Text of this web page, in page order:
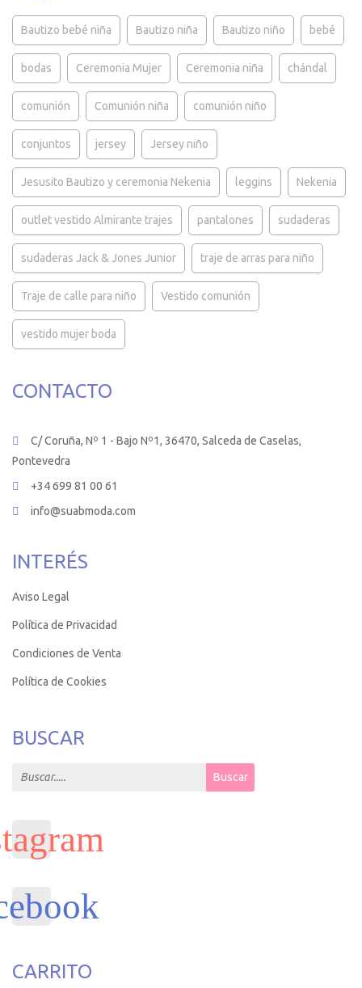
Bautizo bebé niña Bautizo niña Bautizo niño bebé
bodas Ceremonia Mujer Ceremonia niña chándal
comunión Comunión niña comunión niño
conjuntos jersey Jersey niño
Jesusito Bautizo y ceremonia Nekenia leggins Nekenia
outlet vestido Almirante trajes pantalones sudaderas
sudaderas Jack & Jones Junior traje de arras para niño
Traje de calle para niño Vestido comunión
vestido mujer boda
CONTACTO
C/ Coruña, Nº 1 - Bajo Nº1, 36470, Salceda de Caselas,
Pontevedra
+34 699 81 00 61
info@suabmoda.com
INTERÉS
Aviso Legal
Política de Privacidad
Condiciones de Venta
Política de Cookies
BUSCAR
Search for: Buscar
CARRITO